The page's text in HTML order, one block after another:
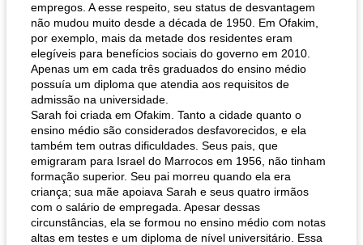
empregos. A esse respeito, seu status de desvantagem
não mudou muito desde a década de 1950. Em Ofakim,
por exemplo, mais da metade dos residentes eram
elegíveis para benefícios sociais do governo em 2010.
Apenas um em cada três graduados do ensino médio
possuía um diploma que atendia aos requisitos de
admissão na universidade.
Sarah foi criada em Ofakim. Tanto a cidade quanto o
ensino médio são considerados desfavorecidos, e ela
também tem outras dificuldades. Seus pais, que
emigraram para Israel do Marrocos em 1956, não tinham
formação superior. Seu pai morreu quando ela era
criança; sua mãe apoiava Sarah e seus quatro irmãos
com o salário de empregada. Apesar dessas
circunstâncias, ela se formou no ensino médio com notas
altas em testes e um diploma de nível universitário. Essa